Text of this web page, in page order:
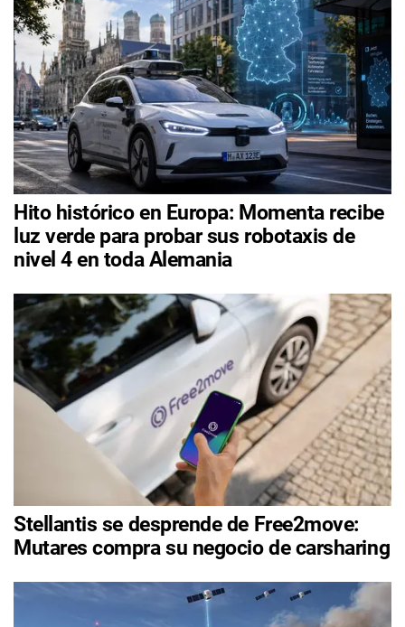
Hito histórico en Europa: Momenta recibe
luz verde para probar sus robotaxis de
nivel 4 en toda Alemania
Stellantis se desprende de Free2move:
Mutares compra su negocio de carsharing